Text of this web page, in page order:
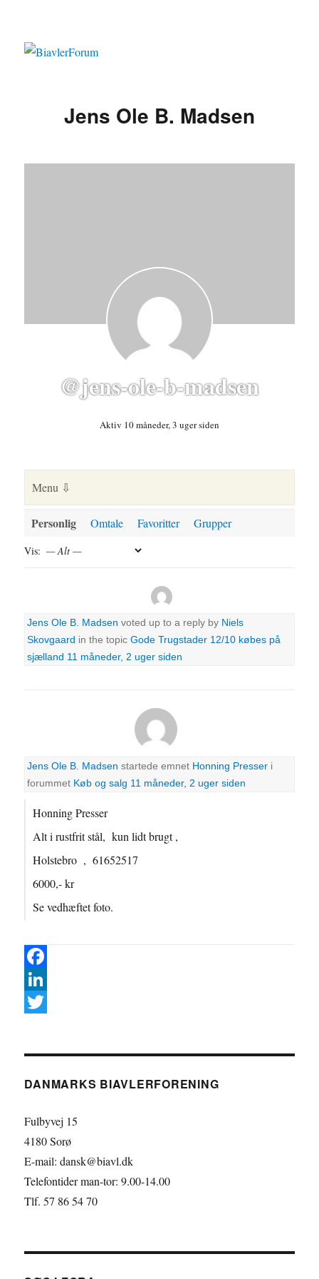
Jens Ole B. Madsen
@jens-ole-b-madsen
Aktiv 10 måneder, 3 uger siden
Personlig Omtale Favoritter Grupper
Vis:
Jens Ole B. Madsen voted up to a reply by Niels
Skovgaard in the topicGode Trugstader 12/10 købes på
sjælland 11 måneder, 2 uger siden
Jens Ole B. Madsen startede emnet Honning Presser i
forummet Køb og salg 11 måneder, 2 uger siden
Honning Presser
Alt i rustfrit stål, kun lidt brugt ,
Holstebro , 61652517
6000,- kr
Se vedhæftet foto.
F
a
o
o
k
L
e
d
I
n
t
t
e
r
DANMARKS BIAVLERFORENING
Fulbyvej 15
4180 Sorø
E-mail: dansk@biavl.dk
Telefontider man-tor: 9.00-14.00
Tlf. 57 86 54 70